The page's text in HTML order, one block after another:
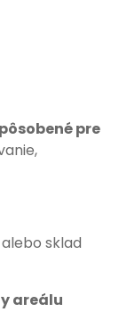
pre
sklad
areálu